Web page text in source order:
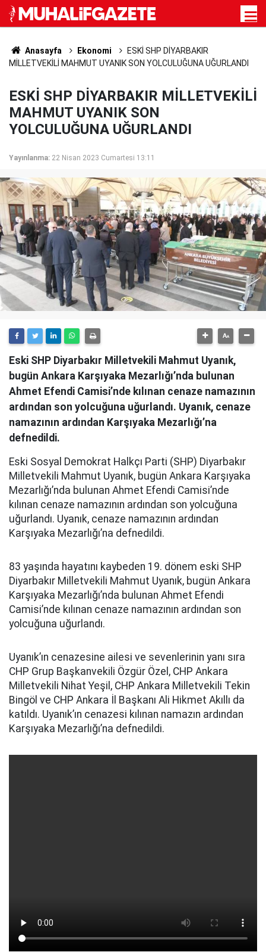
Anasayfa Ekonomi
ESKİ SHP DİYARBAKIR
MİLLETVEKİLİ MAHMUT UYANIK SON YOLCULUĞUNA UĞURLANDI
ESKİ SHP DİYARBAKIR MİLLETVEKİLİ
MAHMUT UYANIK SON
YOLCULUĞUNA UĞURLANDI
Yayınlanma: 22 Nisan 2023 Cumartesi 13:11
Eski SHP Diyarbakır Milletvekili Mahmut Uyanık,
bugün Ankara Karşıyaka Mezarlığı’nda bulunan
Ahmet Efendi Camisi’nde kılınan cenaze namazının
ardından son yolcuğuna uğurlandı. Uyanık, cenaze
namazının ardından Karşıyaka Mezarlığı’na
defnedildi.
Eski Sosyal Demokrat Halkçı Parti (SHP) Diyarbakır
Milletvekili Mahmut Uyanık, bugün Ankara Karşıyaka
Mezarlığı’nda bulunan Ahmet Efendi Camisi’nde
kılınan cenaze namazının ardından son yolcuğuna
uğurlandı. Uyanık, cenaze namazının ardından
Karşıyaka Mezarlığı’na defnedildi.
83 yaşında hayatını kaybeden 19. dönem eski SHP
Diyarbakır Milletvekili Mahmut Uyanık, bugün Ankara
Karşıyaka Mezarlığı’nda bulunan Ahmet Efendi
Camisi’nde kılınan cenaze namazının ardından son
yolcuğuna uğurlandı.
Uyanık’ın cenazesine ailesi ve sevenlerinin yanı sıra
CHP Grup Başkanvekili Özgür Özel, CHP Ankara
Milletvekili Nihat Yeşil, CHP Ankara Milletvekili Tekin
Bingöl ve CHP Ankara İl Başkanı Ali Hikmet Akıllı da
katıldı. Uyanık’ın cenazesi kılınan namazın ardından
Karşıyaka Mezarlığı’na defnedildi.